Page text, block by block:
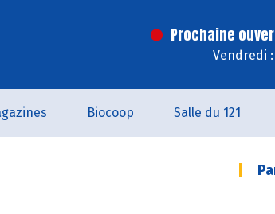
Prochaine
Vendredi
Biocoop Salle du 121